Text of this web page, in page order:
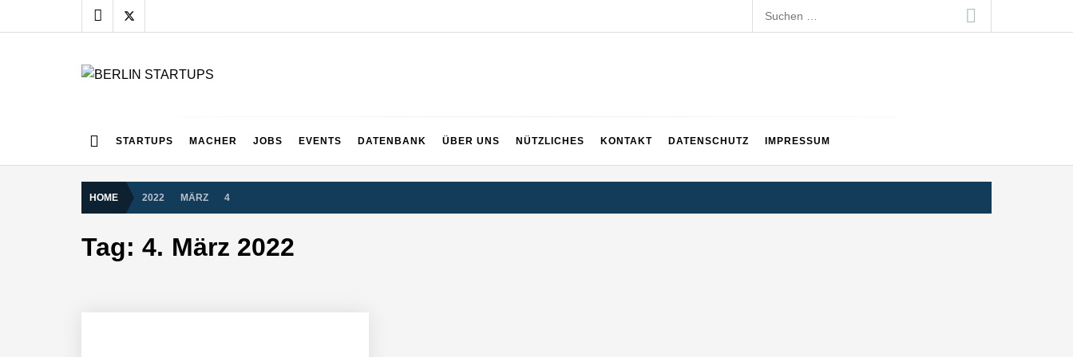
to
Suchen
nach:
STARTUPS MACHER JOBS EVENTS DATENBANK ÜBER UNS NÜTZLICHES KONTAKT DATENSCHUTZ IMPRESSUM
HOME 2022 MÄRZ 4
Tag:4. März 2022